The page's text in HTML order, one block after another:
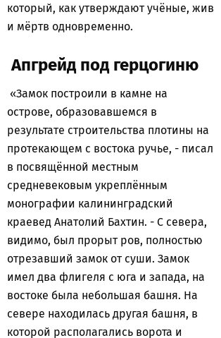
который, как утверждают учёные, жив
и мёртв одновременно.
Апгрейд под герцогиню
«Замок построили в камне на
острове, образовавшемся в
результате строительства плотины на
протекающем с востока ручье, - писал
в посвящённой местным
средневековым укреплённым
монографии калининградский
краевед Анатолий Бахтин. - С севера,
видимо, был прорыт ров, полностью
отрезавший замок от суши. Замок
имел два флигеля с юга и запада, на
востоке была небольшая башня. На
севере находилась другая башня, в
которой располагались ворота и